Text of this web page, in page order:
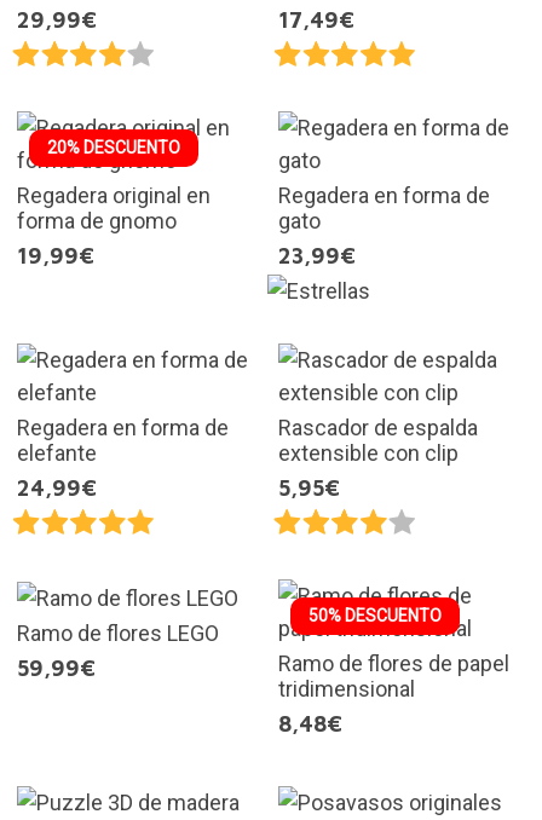
29,99€
17,49€
20% DESCUENTO
Regadera original en
forma de gnomo
19,99€
Regadera en forma de
gato
23,99€
Regadera en forma de
elefante
24,99€
Rascador de espalda
extensible con clip
5,95€
Ramo de flores LEGO
59,99€
50% DESCUENTO
Ramo de flores de papel
tridimensional
8,48€